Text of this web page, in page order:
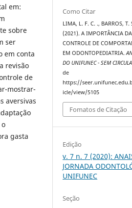
em:
sobre
ser
em conta
revisão
de
mostrar-
aversivas
gasta
Como Citar
LIMA, L. F. C. ., BARROS,
(2021). A IMPORTÂNCIA
CONTROLE DE
EM ODONTOPEDIATRIA.
DO UNIFUNEC - SEM
de
https://
icle/view/5105
Fomatos de Citação
Edição
v. 7 n. 7 (2020):
JORNADA
UNIFUNEC
Seção